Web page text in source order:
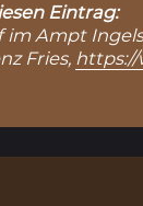
Eintrag:
Ampt
Fries, https://